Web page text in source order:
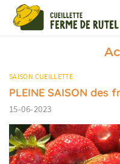
SAISON CUEILLETTE
PLEINE SAISON des
15-06-2023
Panneau de gestion des